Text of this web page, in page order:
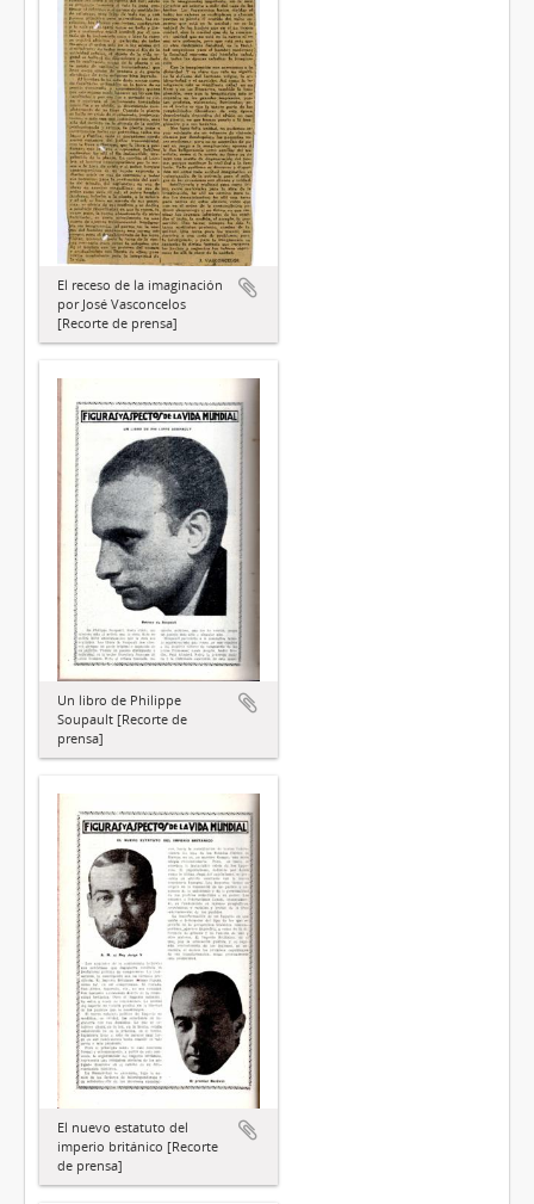
El receso de la imaginación
por José Vasconcelos
[Recorte de prensa]
Un libro de Philippe
Soupault [Recorte de
prensa]
El nuevo estatuto del
imperio británico [Recorte
de prensa]